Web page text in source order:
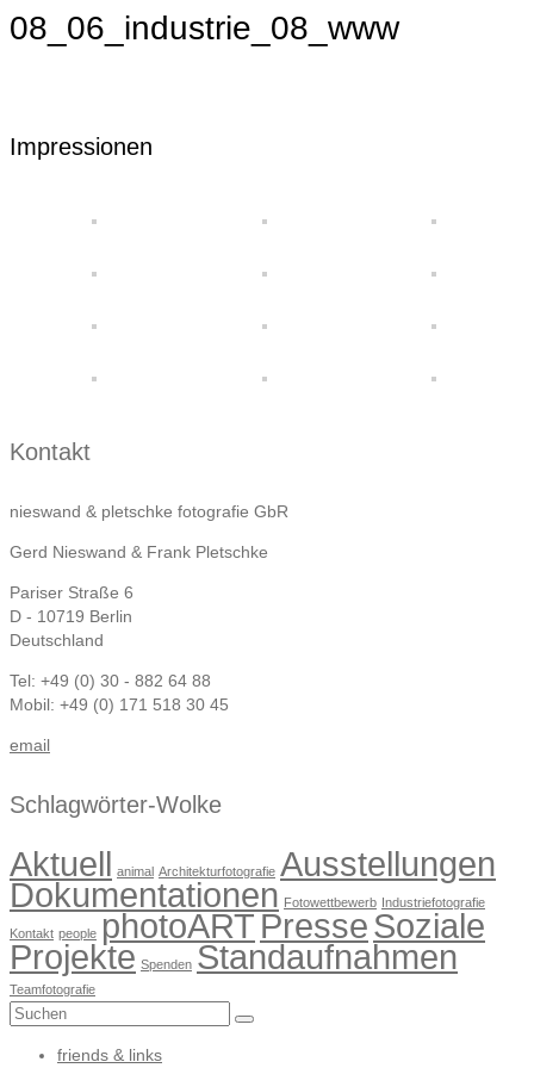
08_06_industrie_08_www
Impressionen
Kontakt
nieswand & pletschke fotografie GbR
Gerd Nieswand & Frank Pletschke
Pariser Straße 6
D - 10719 Berlin
Deutschland
Tel: +49 (0) 30 - 882 64 88
Mobil: +49 (0) 171 518 30 45
email
Schlagwörter-Wolke
Aktuell animal Architekturfotografie Ausstellungen
Dokumentationen Fotowettbewerb Industriefotografie
Kontakt people photoARTPresseSoziale
Projekte Spenden Standaufnahmen
Teamfotografie
Suchen
friends & links